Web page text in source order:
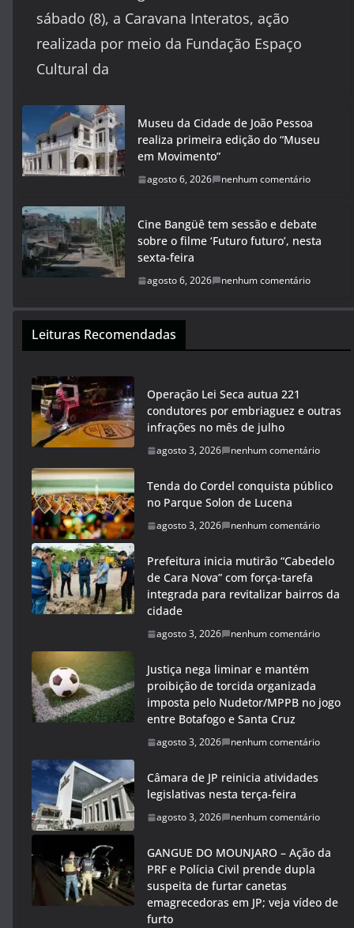
sábado (8), a Caravana Interatos, ação
realizada por meio da Fundação Espaço
Cultural da
Museu da Cidade de João Pessoa
realiza primeira edição do “Museu
em Movimento”
agosto 6, 2026 nenhum comentário
Cine Bangüê tem sessão e debate
sobre o filme ‘Futuro futuro’, nesta
sexta-feira
agosto 6, 2026 nenhum comentário
Leituras Recomendadas
Operação Lei Seca autua 221
condutores por embriaguez e outras
infrações no mês de julho
agosto 3, 2026 nenhum comentário
Tenda do Cordel conquista público
no Parque Solon de Lucena
agosto 3, 2026 nenhum comentário
Prefeitura inicia mutirão “Cabedelo
de Cara Nova” com força-tarefa
integrada para revitalizar bairros da
cidade
agosto 3, 2026 nenhum comentário
Justiça nega liminar e mantém
proibição de torcida organizada
imposta pelo Nudetor/MPPB no jogo
entre Botafogo e Santa Cruz
agosto 3, 2026 nenhum comentário
Câmara de JP reinicia atividades
legislativas nesta terça-feira
agosto 3, 2026 nenhum comentário
GANGUE DO MOUNJARO – Ação da
PRF e Polícia Civil prende dupla
suspeita de furtar canetas
emagrecedoras em JP; veja vídeo de
furto